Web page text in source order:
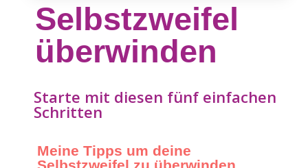
Selbstzweifel
überwinden
Starte mit diesen fünf einfachen
Schritten
Meine Tipps um deine